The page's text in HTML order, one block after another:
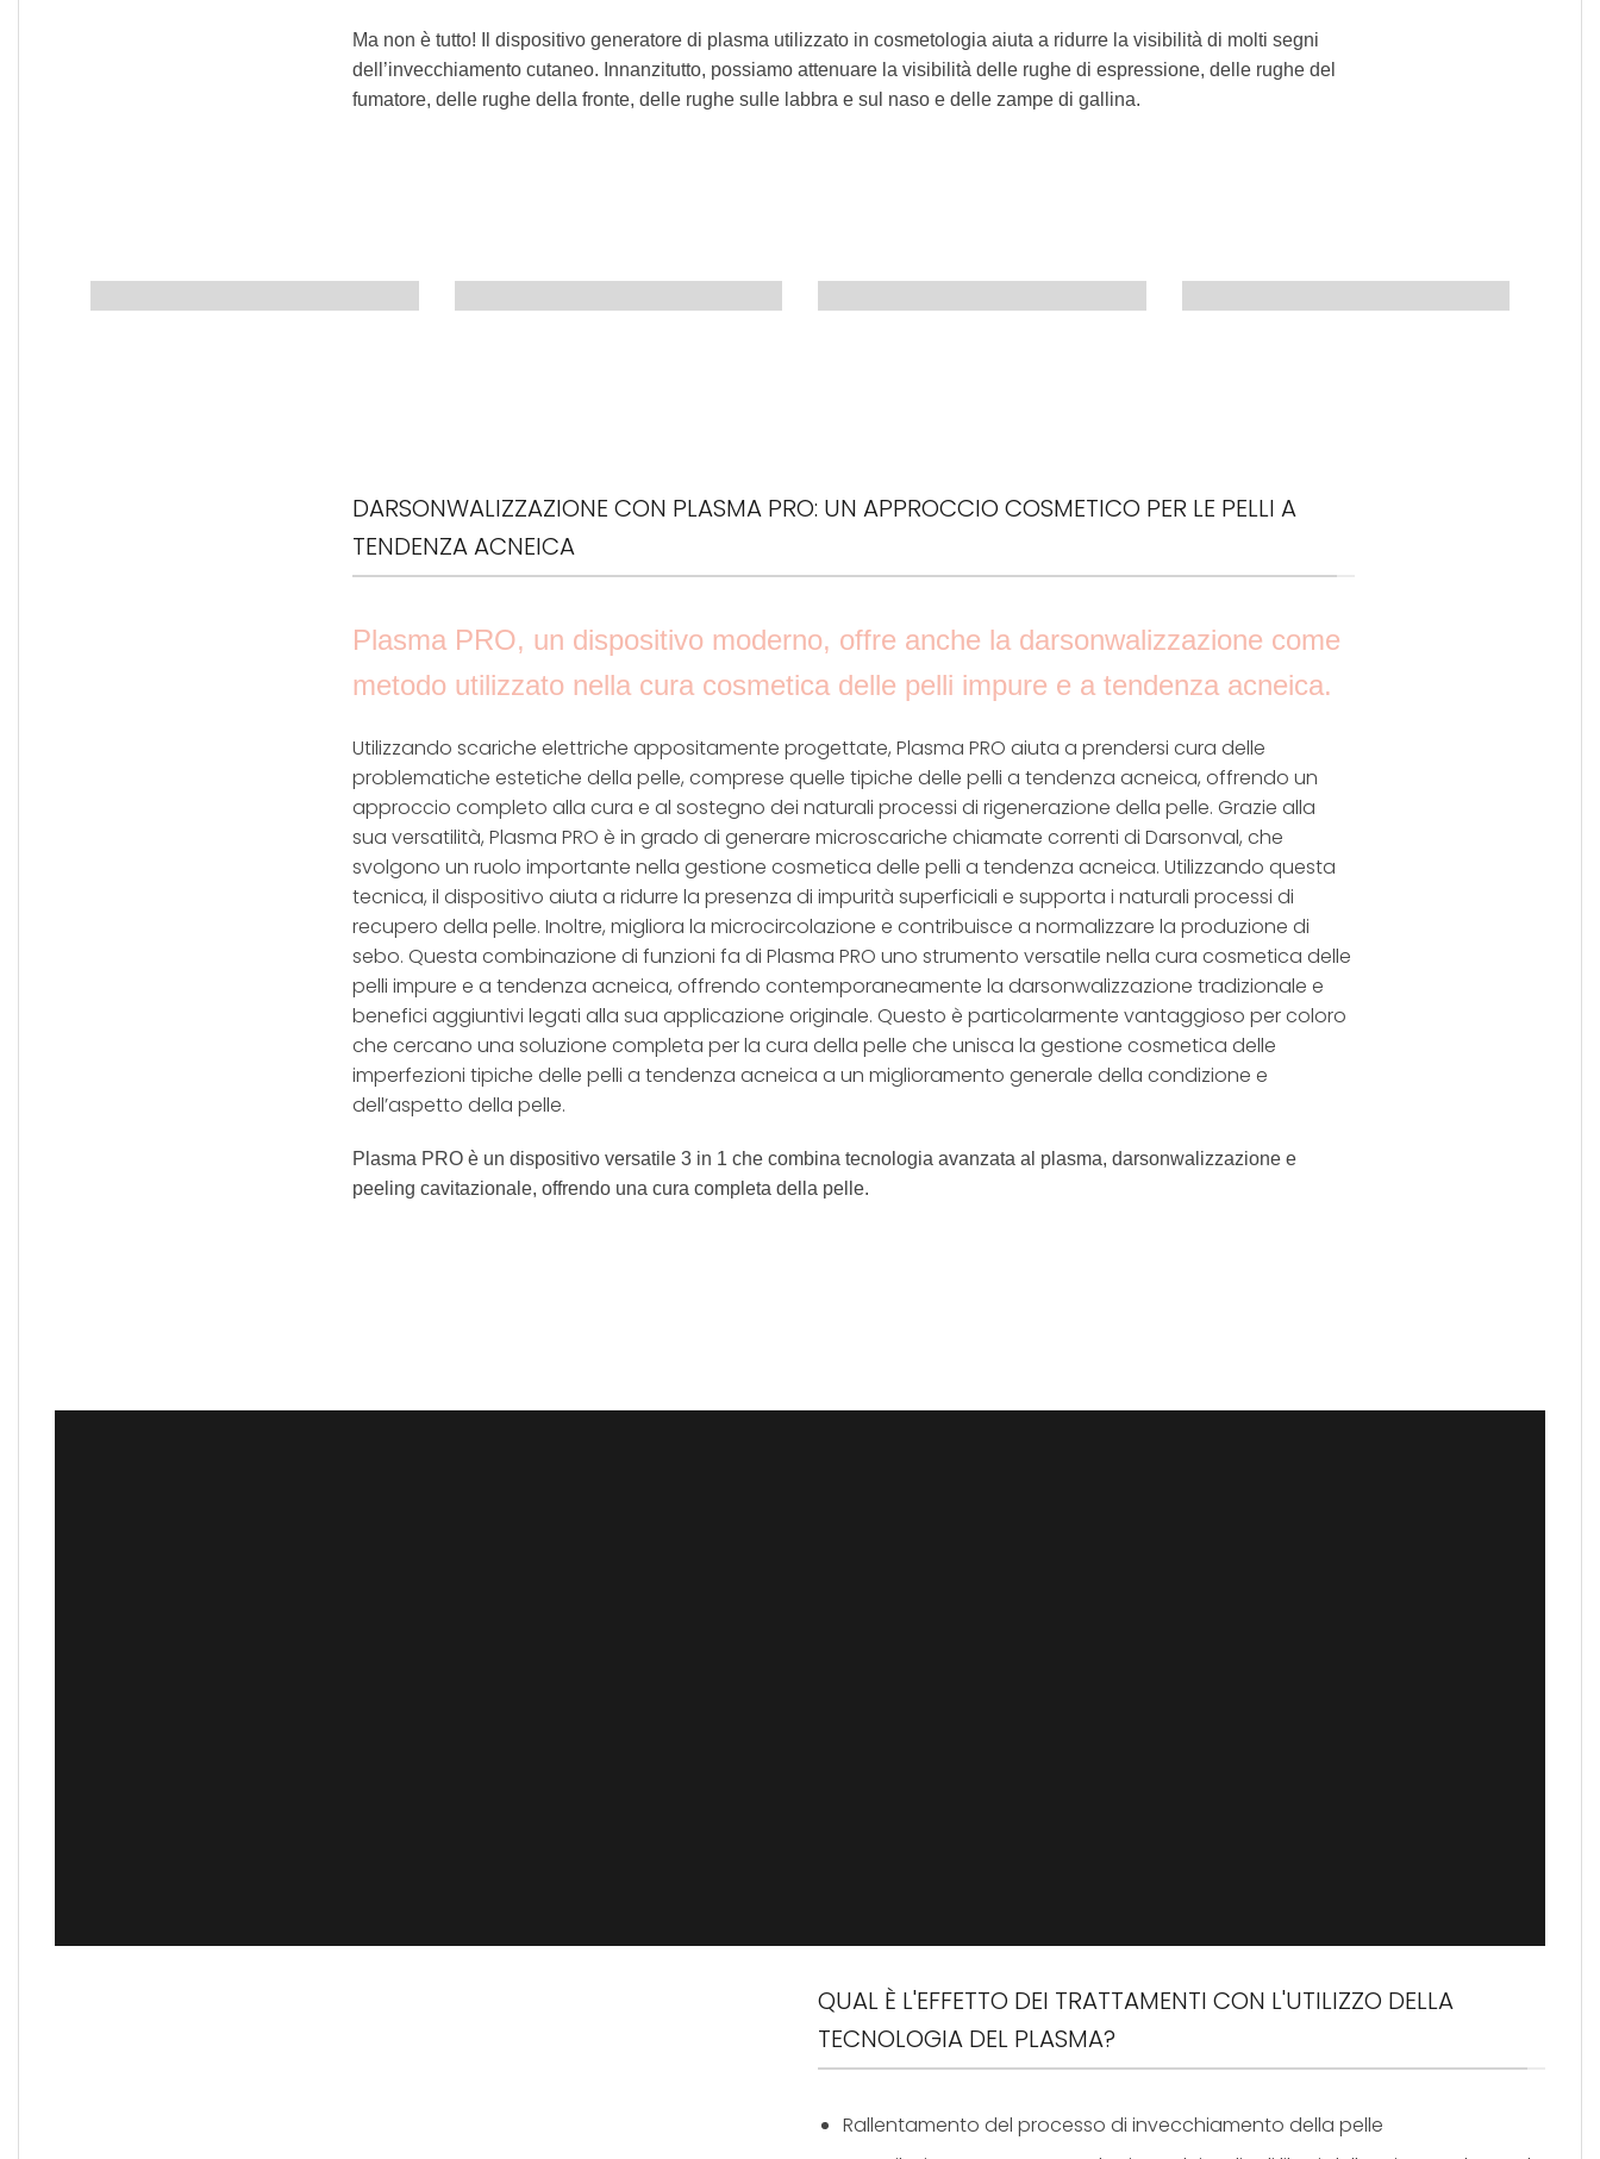
Ma non è tutto! Il dispositivo generatore di plasma utilizzato in cosmetologia aiuta a ridurre la visibilità di molti segni
dell’invecchiamento cutaneo. Innanzitutto, possiamo attenuare la visibilità delle rughe di espressione, delle rughe del
fumatore, delle rughe della fronte, delle rughe sulle labbra e sul naso e delle zampe di gallina.
DARSONWALIZZAZIONE CON PLASMA PRO: UN APPROCCIO COSMETICO PER LE PELLI A
TENDENZA ACNEICA
Plasma PRO, un dispositivo moderno, offre anche la darsonwalizzazione come
metodo utilizzato nella cura cosmetica delle pelli impure e a tendenza acneica.
Utilizzando scariche elettriche appositamente progettate, Plasma PRO aiuta a prendersi cura delle
problematiche estetiche della pelle, comprese quelle tipiche delle pelli a tendenza acneica, offrendo un
approccio completo alla cura e al sostegno dei naturali processi di rigenerazione della pelle. Grazie alla
sua versatilità, Plasma PRO è in grado di generare microscariche chiamate correnti di Darsonval, che
svolgono un ruolo importante nella gestione cosmetica delle pelli a tendenza acneica. Utilizzando questa
tecnica, il dispositivo aiuta a ridurre la presenza di impurità superficiali e supporta i naturali processi di
recupero della pelle. Inoltre, migliora la microcircolazione e contribuisce a normalizzare la produzione di
sebo. Questa combinazione di funzioni fa di Plasma PRO uno strumento versatile nella cura cosmetica delle
pelli impure e a tendenza acneica, offrendo contemporaneamente la darsonwalizzazione tradizionale e
benefici aggiuntivi legati alla sua applicazione originale. Questo è particolarmente vantaggioso per coloro
che cercano una soluzione completa per la cura della pelle che unisca la gestione cosmetica delle
imperfezioni tipiche delle pelli a tendenza acneica a un miglioramento generale della condizione e
dell’aspetto della pelle.
Plasma PRO è un dispositivo versatile 3 in 1 che combina tecnologia avanzata al plasma, darsonwalizzazione e
peeling cavitazionale, offrendo una cura completa della pelle.
QUAL È L'EFFETTO DEI TRATTAMENTI CON L'UTILIZZO DELLA
TECNOLOGIA DEL PLASMA?
Rallentamento del processo di invecchiamento della pelle